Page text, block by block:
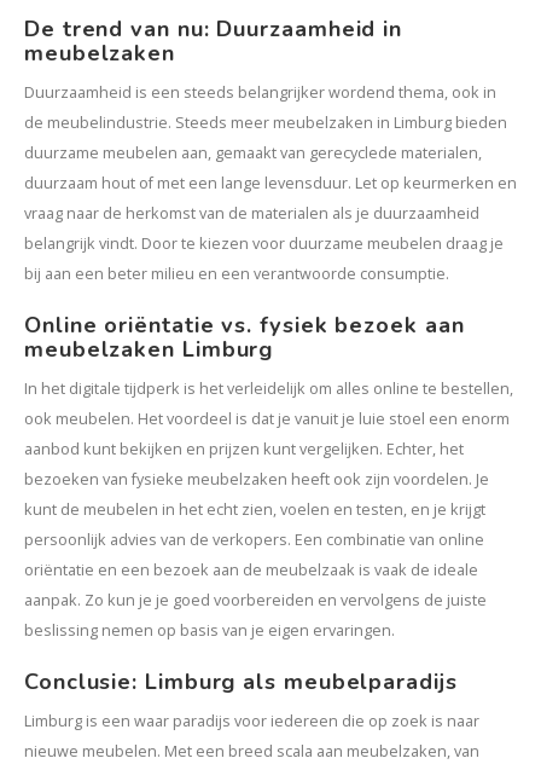
De trend van nu: Duurzaamheid in
meubelzaken
Duurzaamheid is een steeds belangrijker wordend thema, ook in
de meubelindustrie. Steeds meer meubelzaken in Limburg bieden
duurzame meubelen aan, gemaakt van gerecyclede materialen,
duurzaam hout of met een lange levensduur. Let op keurmerken en
vraag naar de herkomst van de materialen als je duurzaamheid
belangrijk vindt. Door te kiezen voor duurzame meubelen draag je
bij aan een beter milieu en een verantwoorde consumptie.
Online oriëntatie vs. fysiek bezoek aan
meubelzaken Limburg
In het digitale tijdperk is het verleidelijk om alles online te bestellen,
ook meubelen. Het voordeel is dat je vanuit je luie stoel een enorm
aanbod kunt bekijken en prijzen kunt vergelijken. Echter, het
bezoeken van fysieke meubelzaken heeft ook zijn voordelen. Je
kunt de meubelen in het echt zien, voelen en testen, en je krijgt
persoonlijk advies van de verkopers. Een combinatie van online
oriëntatie en een bezoek aan de meubelzaak is vaak de ideale
aanpak. Zo kun je je goed voorbereiden en vervolgens de juiste
beslissing nemen op basis van je eigen ervaringen.
Conclusie: Limburg als meubelparadijs
Limburg is een waar paradijs voor iedereen die op zoek is naar
nieuwe meubelen. Met een breed scala aan meubelzaken, van